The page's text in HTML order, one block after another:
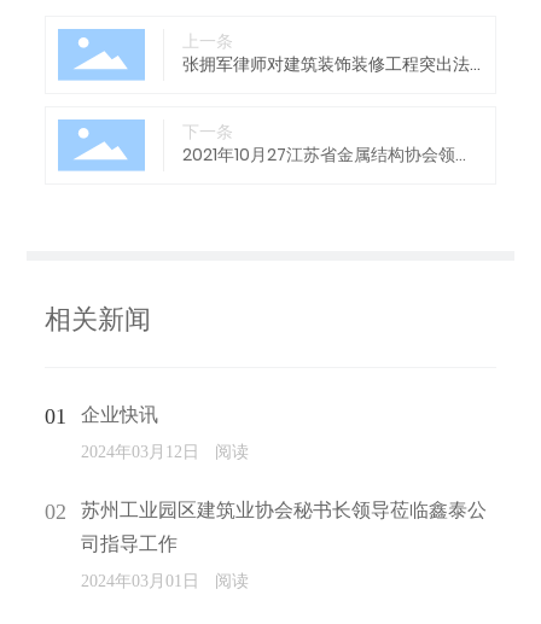
上一条
张拥军律师对建筑装饰装修工程突出法
下一条
2021年10月27江苏省金属结构协会领导
相关新闻
企业快讯
2024年03月12日 阅读
苏州工业园区建筑业协会秘书长领导莅临鑫泰公
司指导工作
2024年03月01日 阅读